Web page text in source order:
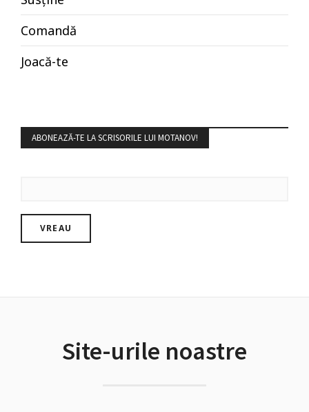
Comandă
Joacă-te
ABONEAZĂ-TE LA SCRISORILE LUI MOTANOV!
Site-urile noastre